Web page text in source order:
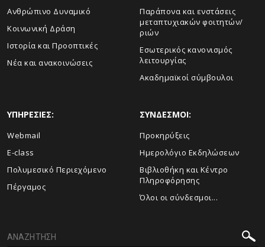
Ανθρώπινο Δυναμικό
Κοινωνική Δράση
Ιστορία και Προοπτικές
Νέα και ανακοινώσεις
Παράπονα και ενστάσεις
μεταπτυχιακών φοιτητών/
ριών
Εσωτερικός κανονισμός
λειτουργίας
Ακαδημαϊκοί σύμβουλοι
ΥΠΗΡΕΣΙΕΣ:
Webmail
E-class
Πολυμεσικό Περιεχόμενο
Πέργαμος
ΣΥΝΔΕΣΜΟΙ:
Προκηρύξεις
Ημερολόγιο Εκδηλώσεων
Βιβλιοθήκη και Κέντρο
Πληροφόρησης
Όλοι οι σύνδεσμοι...